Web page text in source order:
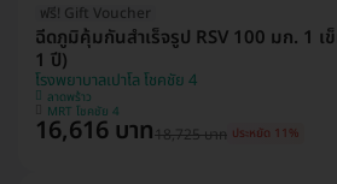
ฟรี! Gift Voucher
ฉีดภูมิคุ้มกันสำเร็จรูป RSV 100 มก. 1 เ
1 ปี)
โรงพยาบาลเปาโล โชคชัย 4
ลาดพร้าว
MRT โชคชัย 4
16,616 บาท18,725 บาท ประหยัด 11%